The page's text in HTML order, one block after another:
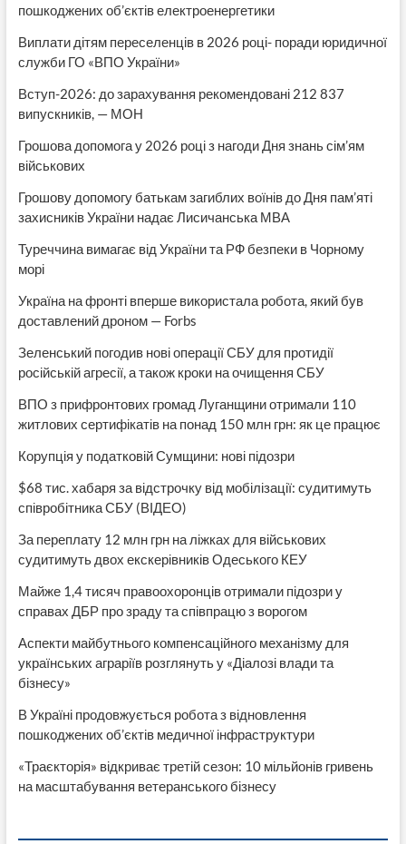
пошкоджених об’єктів електроенергетики
Виплати дітям переселенців в 2026 році- поради юридичної
служби ГО «ВПО України»
Вступ-2026: до зарахування рекомендовані 212 837
випускників, — МОН
Грошова допомога у 2026 році з нагоди Дня знань сім’ям
військових
Грошову допомогу батькам загиблих воїнів до Дня пам’яті
захисників України надає Лисичанська МВА
Туреччина вимагає від України та РФ безпеки в Чорному
морі
Україна на фронті вперше використала робота, який був
доставлений дроном — Forbs
Зеленський погодив нові операції СБУ для протидії
російській агресії, а також кроки на очищення СБУ
ВПО з прифронтових громад Луганщини отримали 110
житлових сертифікатів на понад 150 млн грн: як це працює
Корупція у податковій Сумщини: нові підозри
$68 тис. хабаря за відстрочку від мобілізації: судитимуть
співробітника СБУ (ВІДЕО)
За переплату 12 млн грн на ліжках для військових
судитимуть двох екскерівників Одеського КЕУ
Майже 1,4 тисяч правоохоронців отримали підозри у
справах ДБР про зраду та співпрацю з ворогом
Аспекти майбутнього компенсаційного механізму для
українських аграріїв розглянуть у «Діалозі влади та
бізнесу»
В Україні продовжується робота з відновлення
пошкоджених об’єктів медичної інфраструктури
«Траєкторія» відкриває третій сезон: 10 мільйонів гривень
на масштабування ветеранського бізнесу